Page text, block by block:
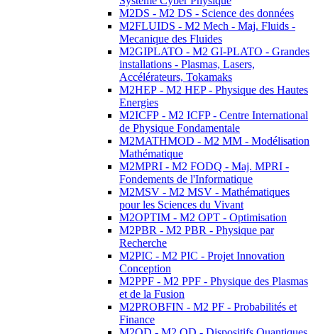
M2DS - M2 DS - Science des données
M2FLUIDS - M2 Mech - Maj. Fluids -
Mecanique des Fluides
M2GIPLATO - M2 GI-PLATO - Grandes
installations - Plasmas, Lasers,
Accélérateurs, Tokamaks
M2HEP - M2 HEP - Physique des Hautes
Energies
M2ICFP - M2 ICFP - Centre International
de Physique Fondamentale
M2MATHMOD - M2 MM - Modélisation
Mathématique
M2MPRI - M2 FODQ - Maj. MPRI -
Fondements de l'Informatique
M2MSV - M2 MSV - Mathématiques
pour les Sciences du Vivant
M2OPTIM - M2 OPT - Optimisation
M2PBR - M2 PBR - Physique par
Recherche
M2PIC - M2 PIC - Projet Innovation
Conception
M2PPF - M2 PPF - Physique des Plasmas
et de la Fusion
M2PROBFIN - M2 PF - Probabilités et
Finance